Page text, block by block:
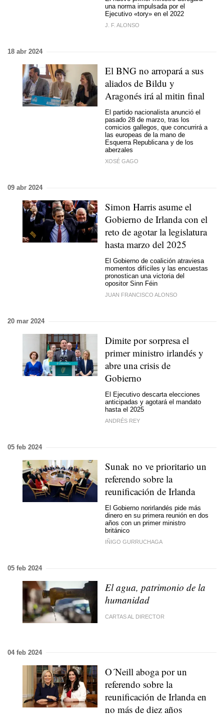
una norma impulsada por el
Ejecutivo «tory» en el 2022
J. F. ALONSO
18 abr 2024
El BNG no arropará a sus
aliados de Bildu y
Aragonés irá al mitin final
El partido nacionalista anunció el
pasado 28 de marzo, tras los
comicios gallegos, que concurrirá a
las europeas de la mano de
Esquerra Republicana y de los
aberzales
XOSÉ GAGO
09 abr 2024
Simon Harris asume el
Gobierno de Irlanda con el
reto de agotar la legislatura
hasta marzo del 2025
El Gobierno de coalición atraviesa
momentos difíciles y las encuestas
pronostican una victoria del
opositor Sinn Féin
JUAN FRANCISCO ALONSO
20 mar 2024
Dimite por sorpresa el
primer ministro irlandés y
abre una crisis de
Gobierno
El Ejecutivo descarta elecciones
anticipadas y agotará el mandato
hasta el 2025
ANDRÉS REY
05 feb 2024
Sunak no ve prioritario un
referendo sobre la
reunificación de Irlanda
El Gobierno norirlandés pide más
dinero en su primera reunión en dos
años con un primer ministro
británico
IÑIGO GURRUCHAGA
05 feb 2024
El agua, patrimonio de la
humanidad
CARTAS AL DIRECTOR
04 feb 2024
O´Neill aboga por un
referendo sobre la
reunificación de Irlanda en
no más de diez años